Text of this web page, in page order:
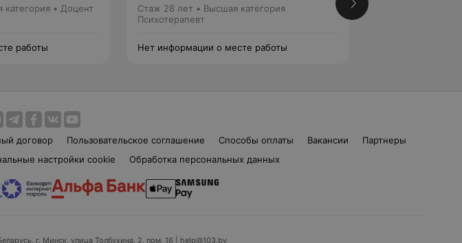
категория • Доцент
работы
Стаж 28 лет • Высшая категория
Психотерапевт
Нет информации о месте работы
договор Пользовательское соглашение Способы оплаты Вакансии
Партнеры
настройки cookie Обработка персональных данных
г. Минск, улица Толбухина, 2, пом. 16 | help@103.by